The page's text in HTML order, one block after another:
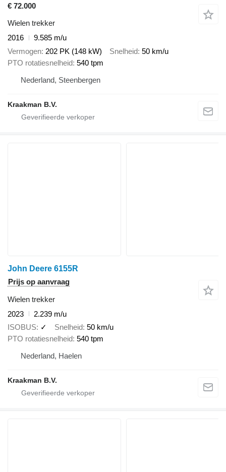
€ 72.000
Wielen trekker
2016
9.585 m/u
Vermogen 202 PK (148 kW) Snelheid 50 km/u
PTO rotatiesnelheid 540 tpm
Nederland, Steenbergen
Kraakman B.V.
John Deere 6155R
Prijs op aanvraag
Wielen trekker
2023
2.239 m/u
ISOBUS ✓ Snelheid 50 km/u
PTO rotatiesnelheid 540 tpm
Nederland, Haelen
Kraakman B.V.